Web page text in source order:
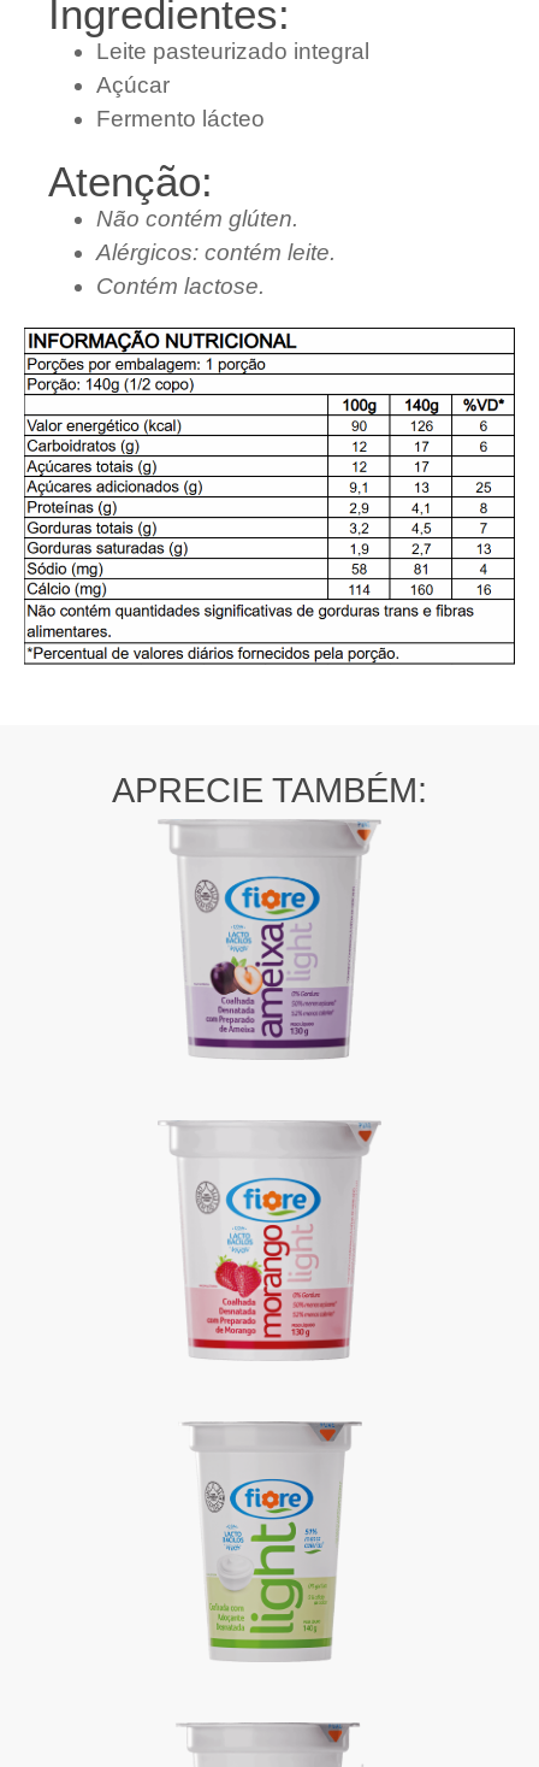
Ingredientes:
Leite pasteurizado integral
Açúcar
Fermento lácteo
Atenção:
Não contém glúten.
Alérgicos: contém leite.
Contém lactose.
APRECIE TAMBÉM: